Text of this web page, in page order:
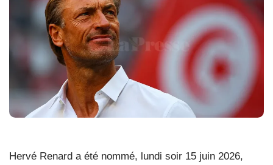
Hervé Renard a été nommé, lundi soir 15 juin 2026,